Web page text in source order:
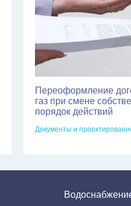
Переоформление
газ при смене
порядок действий
Документы и